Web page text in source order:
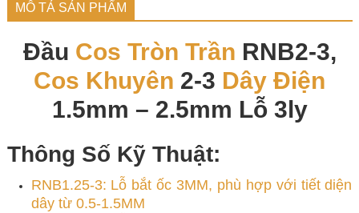
MÔ TẢ SẢN PHẨM
Đầu Cos Tròn Trần RNB2-3,
Cos Khuyên 2-3 Dây Điện
1.5mm – 2.5mm Lỗ 3ly
Thông Số Kỹ Thuật:
RNB1.25-3: Lỗ bắt ốc 3MM, phù hợp với tiết diện
dây từ 0.5-1.5MM